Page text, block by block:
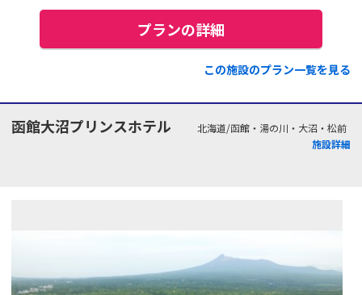
プランの詳細
この施設のプラン一覧を見る
函館大沼プリンスホテル
北海道/函館・湯の川・大沼・松前
施設詳細